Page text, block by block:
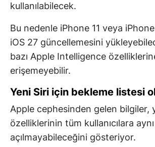
kullanılabilecek.
Bu nedenle iPhone 11 veya iPhone
iOS 27 güncellemesini
bazı Apple Intelligence
erişemeyebilir.
Yeni Siri için bekleme listesi
Apple cephesinden gelen bilgiler,
özelliklerinin tüm kullanıcılara
açılmayabileceğini gösteriyor.